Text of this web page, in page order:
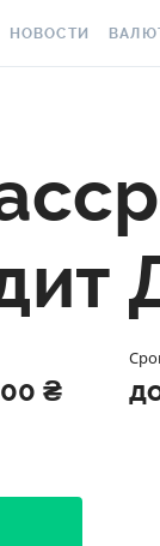
НОВОСТИ
ЛИЧНЫЕ ФИНАНСЫ
АВТОРСКИЕ
НОВОСТИ
ПОЛЕЗНО ЗНАТЬ
КУРС
₴